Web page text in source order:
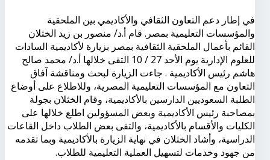
في إطار دعم التعاون الثقافي والأكاديمي بين الملحقية
والمؤسسات التعليمية بمصر. قام أ.د/ منصور بن زيد الخثلان
القائم بأعمال الملحقية الثقافية بمصر بزيارة لأكاديمية السادات
للعلوم الإدارية يوم الأحد 27 / 10 التقى خلالها أ.د/ محمد صالح
هاشم رئيس الأكاديمية . جاءت الزيارة لبحث ومناقشة آفاق
التعاون مع المؤسسات التعليمية المصرية، وللاطلاع على أوضاع
الطلبة السعوديين الدارسين بالأكاديمية، وقام الخثلان بجولة
بمصاحبة رئيس الأكاديمية وبعض المسؤولين اطلع خلالها على
الكليات والأقسام بالأكاديمية، والتقى بعض الطلاب داخل القاعات
الدراسية، وأشاد الخثلان في نهاية الزيارة بالأكاديمية وبما تقدمه
من جهود وخدمات لتسهيل العملية التعليمية للطلاب.